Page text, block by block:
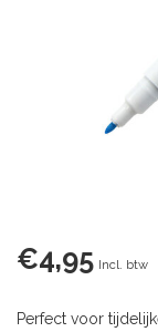
€4,95 Incl. btw
Perfect voor